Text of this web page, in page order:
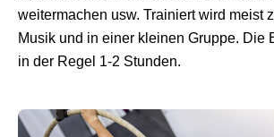
weitermachen usw. Trainiert wird meist
Musik und in einer kleinen Gruppe. Die
in der Regel 1-2 Stunden.